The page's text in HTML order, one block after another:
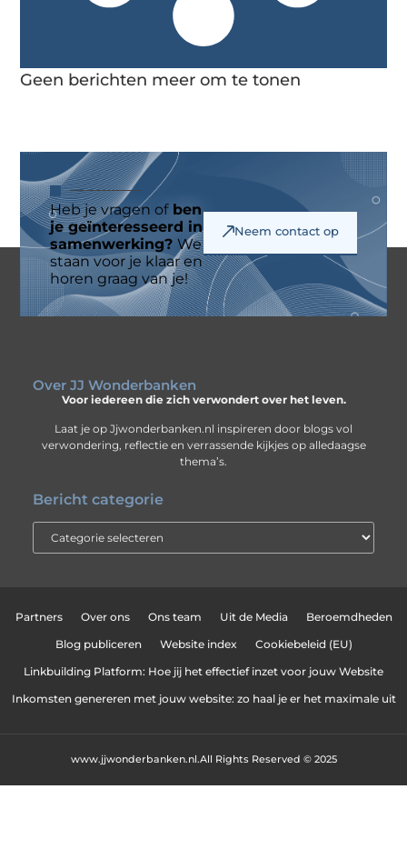
Geen berichten meer om te tonen
Heb je vragen ofben
je geïnteresseerd in
samenwerking? We
staan voor je klaar en
horen graag van je!
Neem contact op
Over JJ Wonderbanken
Voor iedereen die zich verwondert over het leven.
Laat je op Jjwonderbanken.nl inspireren door blogs vol
verwondering, reflectie en verrassende kijkjes op alledaagse
thema’s.
Bericht categorie
Partners Over ons Ons team Uit de Media Beroemdheden
Blog publiceren Website index Cookiebeleid (EU)
Linkbuilding Platform: Hoe jij het effectief inzet voor jouw Website
Inkomsten genereren met jouw website: zo haal je er het maximale uit
All Rights Reserved © 2025
www.jjwonderbanken.nl.